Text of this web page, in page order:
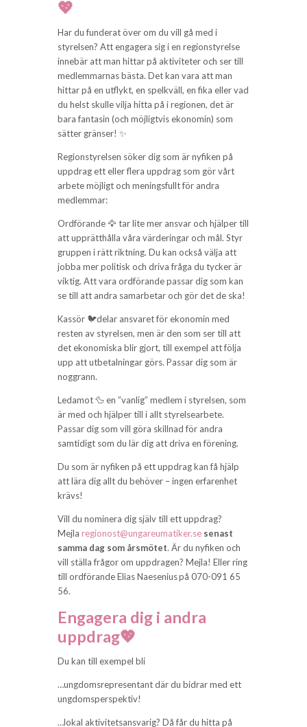
💖
Har du funderat över om du vill gå med i
styrelsen? Att engagera sig i en regionstyrelse
innebär att man hittar på aktiviteter och ser till
medlemmarnas bästa. Det kan vara att man
hittar på en utflykt, en spelkväll, en fika eller vad
du helst skulle vilja hitta på i regionen, det är
bara fantasin (och möjligtvis ekonomin) som
sätter gränser! ✨
Regionstyrelsen söker dig som är nyfiken på
uppdrag ett eller flera uppdrag som gör vårt
arbete möjligt och meningsfullt för andra
medlemmar:
Ordförande 🦅 tar lite mer ansvar och hjälper till
att upprätthålla våra värderingar och mål. Styr
gruppen i rätt riktning. Du kan också välja att
jobba mer politisk och driva fråga du tycker är
viktig. Att vara ordförande passar dig som kan
se till att andra samarbetar och gör det de ska!
Kassör 🐦delar ansvaret för ekonomin med
resten av styrelsen, men är den som ser till att
det ekonomiska blir gjort, till exempel att följa
upp att utbetalningar görs. Passar dig som är
noggrann.
Ledamot 🦆 en ”vanlig” medlem i styrelsen, som
är med och hjälper till i allt styrelsearbete.
Passar dig som vill göra skillnad för andra
samtidigt som du lär dig att driva en förening.
Du som är nyfiken på ett uppdrag kan få hjälp
att lära dig allt du behöver – ingen erfarenhet
krävs!
Vill du nominera dig själv till ett uppdrag?
Mejla regionost@ungareumatiker.se senast
samma dag som årsmötet. Är du nyfiken och
vill ställa frågor om uppdragen? Mejla! Eller ring
till ordförande Elias Naesenius på 070-091 65
56.
Engagera dig i andra
uppdrag💖
Du kan till exempel bli
…ungdomsrepresentant där du bidrar med ett
ungdomsperspektiv!
…lokal aktivitetsansvarig? Då får du hitta på